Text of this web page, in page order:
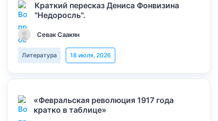
Краткий пересказ Дениса Фонвизина
"Недоросль".
Севак Саакян
Литература 18 июля, 2026
«Февральская революция 1917 года
кратко в таблице»